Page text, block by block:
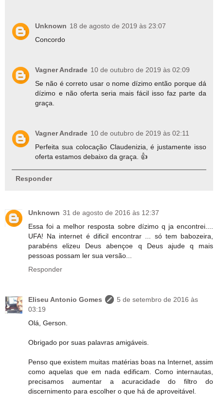
Unknown 18 de agosto de 2019 às 23:07
Concordo
Vagner Andrade 10 de outubro de 2019 às 02:09
Se não é correto usar o nome dízimo então porque dá
dízimo e não oferta seria mais fácil isso faz parte da
graça.
Vagner Andrade 10 de outubro de 2019 às 02:11
Perfeita sua colocação Claudenizia, é justamente isso
oferta estamos debaixo da graça. 👍
Responder
Unknown 31 de agosto de 2016 às 12:37
Essa foi a melhor resposta sobre dízimo q ja encontrei....
UFA! Na internet é dificil encontrar ... só tem babozeira,
parabéns elizeu Deus abençoe q Deus ajude q mais
pessoas possam ler sua versão...
Responder
Eliseu Antonio Gomes
5 de setembro de 2016 às
03:19
Olá, Gerson.
Obrigado por suas palavras amigáveis.
Penso que existem muitas matérias boas na Internet, assim
como aquelas que em nada edificam. Como internautas,
precisamos aumentar a acuracidade do filtro do
discernimento para escolher o que há de aproveitável.